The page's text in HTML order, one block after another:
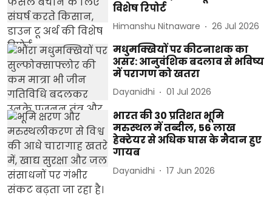
विशेष रिपोर्ट
Himanshu Nitnaware 26 Jul 2026
मधुमक्खियों पर कीटनाशक का
असर: आनुवंशिक बदलाव से भविष्य
में परागण को खतरा
Dayanidhi 01 Jul 2026
भारत की 30 प्रतिशत भूमि
मरुस्थल में तब्दील, 56 लाख
हेक्टेयर से अधिक घास के मैदान हुए
गायब
Dayanidhi 17 Jun 2026